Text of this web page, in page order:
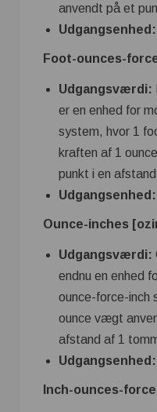
anvendt på et
Udgangsenhed:
Foot-ounces-
Udgangsværdi:
er en enhed for
system, hvor 1
kraften af ​​1
punkt i en
Udgangsenhed:
Ounce-inches
Udgangsværdi:
endnu en enhed
ounce-force-inch
ounce vægt
afstand af 1
Udgangsenhed:
Inch-ounces-